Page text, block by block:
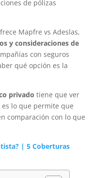
de pólizas
Mapfre vs Adeslas,
y consideraciones de
con seguros
qué opción es la
privado tiene que ver
lo que permite que
comparación con lo que
| 5 Coberturas